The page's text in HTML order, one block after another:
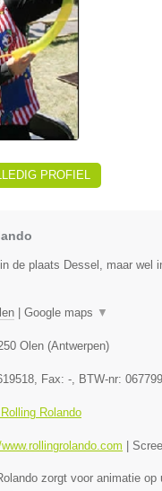
PROFIEL
de plaats Dessel, maar wel
Google maps ▼
Olen (Antwerpen)
, Fax: -, BTW-nr:
Rolando
zorgt voor animatie op